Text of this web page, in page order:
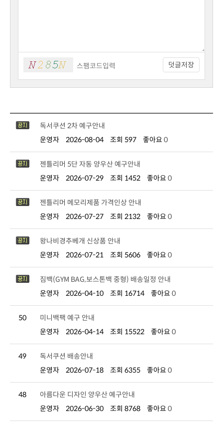
덧글저장
독서쿠션 2차 예구안내
운영자
2026-08-04 조회 597 좋아요 0
젠틀리머 5단 자동 양우산 예구안내
운영자
2026-07-29 조회 1452 좋아요 0
젠틀리머 메모리제품 가격인상 안내
운영자
2026-07-27 조회 2132 좋아요 0
왕나비경추베개 신상품 안내
운영자
2026-07-21 조회 5606 좋아요 0
짐백(GYM BAG,보스톤백 중형) 배송일정 안내
운영자
2026-04-10 조회 16714 좋아요 0
50
미니백팩 예구 안내
운영자
2026-04-14 조회 15522 좋아요 0
49
독서쿠션 배송안내
운영자
2026-07-18 조회 6355 좋아요 0
48
아름다운 디자인 양우산 예구안내
운영자
2026-06-30 조회 8768 좋아요 0